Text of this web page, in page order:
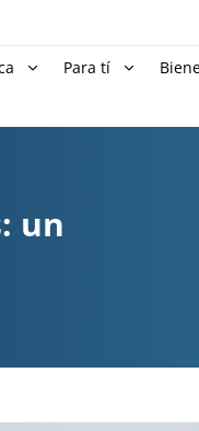
Para tí
un